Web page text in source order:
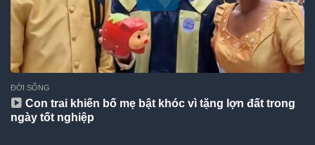
ĐỜI SỐNG
Con trai khiến bố mẹ bật khóc vì tặng lợn đất trong
ngày tốt nghiệp